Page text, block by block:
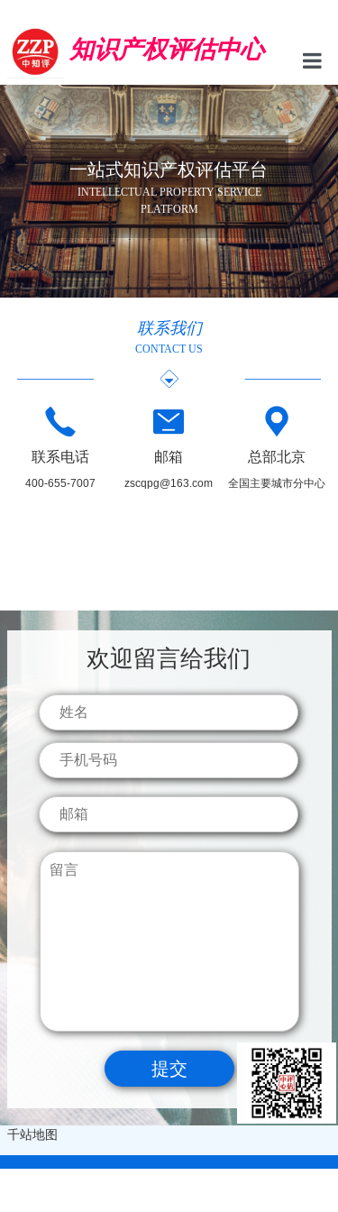
知识产权评估中心
一站式知识产权评估平台
INTELLECTUAL PROPERTY SERVICE
PLATFORM
联系我们
CONTACT US
联系电话
400-655-7007
邮箱
zscqpg@163.com
总部北京
全国主要城市分中心
欢迎留言给我们
千站地图